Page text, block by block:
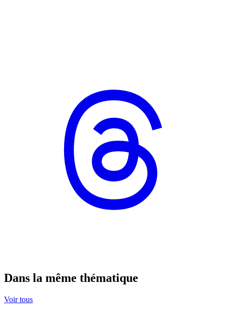
Dans la même thématique
Voir tous